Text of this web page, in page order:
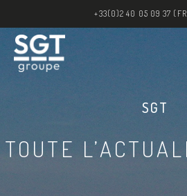
+33(0)2 40 05 09 37
SGT
TOUTE